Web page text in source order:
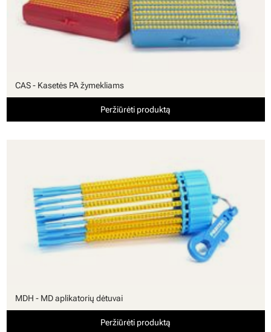
CAS - Kasetės PA žymekliams
Peržiūrėti produktą
MDH - MD aplikatorių dėtuvai
Peržiūrėti produktą